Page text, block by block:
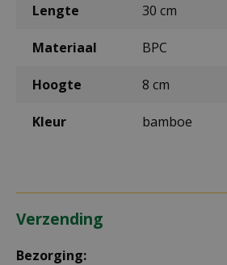
Lengte 30 cm
Materiaal BPC
Hoogte 8 cm
Kleur bamboe
Verzending
Bezorging: